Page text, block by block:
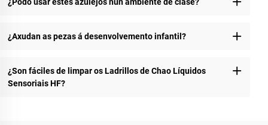
¿Axudan as pezas á desenvolvemento infantil?
¿Son fáciles de limpar os Ladrillos de Chao Líquidos
Sensoriais HF?